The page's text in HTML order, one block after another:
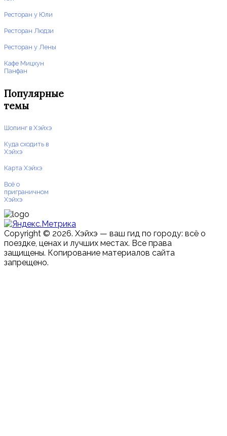
Ресторан у Юли
Ресторан Людзи
Ресторан у Лены
Кафе Мицхун
Панфан
Популярные
темы
Шопинг в Хэйхэ
Куда сходить в
Хэйхэ
Карта Хэйхэ
Всё о
приграничном
Хэйхэ
Copyright © 2026. Хэйхэ — ваш гид по городу: всё о
поездке, ценах и лучших местах. Все права
защищены. Копирование материалов сайта
запрещено.